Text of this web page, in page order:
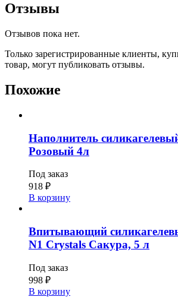
Отзывы
Отзывов пока нет.
Только зарегистрированные клиенты,
товар, могут публиковать отзывы.
Похожие
Наполнитель
Розовый 4л
Под заказ
918 ₽
В корзину
Впитывающий
N1 Crystals Сакура, 5 л
Под заказ
998 ₽
В корзину